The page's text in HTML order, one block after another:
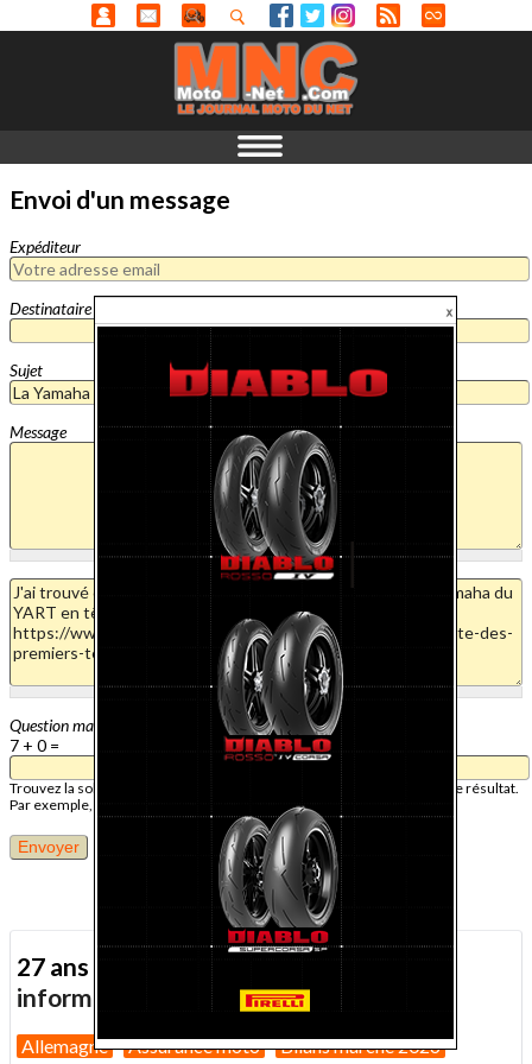
Envoi d'un message
Expéditeur
Destinataire
Sujet
Message
Question mathématique
7 + 0 =
Trouvez la solution de ce problème mathématique simple et saisissez le résultat.
Par exemple, pour 1 + 3, saisissez 4.
27 ans d'actualité moto :
toutes nos
informations depuis 1999 !
Allemagne Assurance moto Bilans marché 2026